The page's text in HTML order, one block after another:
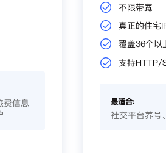
费信息
不限带宽
真正的住宅
覆盖36个以
支持HTTP/
最适合:
社交平台养号